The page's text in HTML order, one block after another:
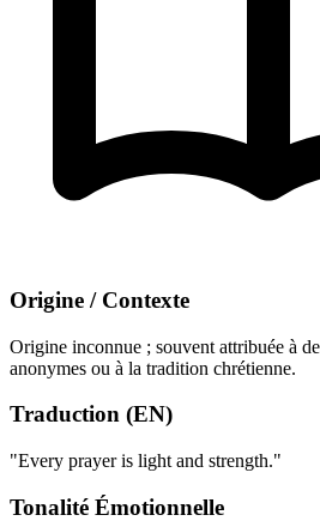
Origine / Contexte
Origine inconnue ; souvent attribuée à
anonymes ou à la tradition chrétienne.
Traduction (EN)
"Every prayer is light and strength."
Tonalité Émotionnelle